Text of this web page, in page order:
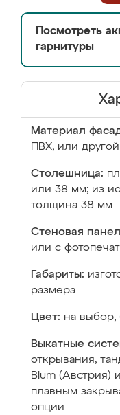
Посмотреть
гарнитуры
Материал
ПВХ, или
Столешница:
или 38 мм; из
толщина 38 мм
Стеновая
или с
Габариты:
размера
Цвет: на выбор,
Выкатные
открывания,
Blum (Австрия)
плавным
опции